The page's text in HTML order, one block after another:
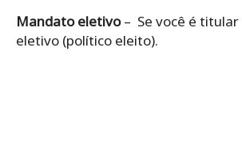
Mandato eletivo– Se você é
eletivo (político eleito).